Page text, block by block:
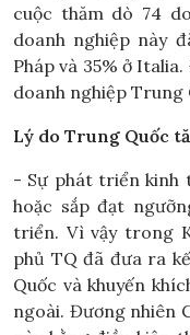
cuộc thăm dò 74
doanh nghiệp này
Pháp và 35% ở
doanh nghiệp Trung
Lý do Trung Quốc
- Sự phát triển kinh
hoặc sắp đạt
triển. Vì vậy trong
phủ TQ đã đưa ra
Quốc và khuyến
ngoài. Đương nhiên